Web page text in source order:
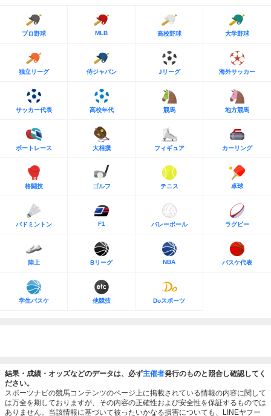
プロ野球 MLB 高校野球 大学野球
独立リーグ 侍ジャパン Jリーグ 海外サッカー
サッカー代表 高校年代 競馬 地方競馬
ボートレース 大相撲 フィギュア カーリング
格闘技 ゴルフ テニス 卓球
バドミントン F1 バレーボール ラグビー
陸上 Bリーグ NBA バスケ代表
学生バスケ 他競技 Doスポーツ
結果・成績・オッズなどのデータは、必ず主催者発行のものと照合し確認してく
ださい。
スポーツナビの競馬コンテンツのページ上に掲載されている情報の内容に関して
は万全を期しておりますが、その内容の正確性および安全性を保証するものでは
ありません。当該情報に基づいて被ったいかなる損害についても、LINEヤフー